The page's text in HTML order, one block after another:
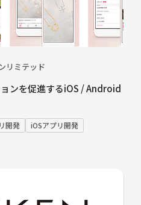
リミテッド
ンを促進するiOS / Android
開発
iOSアプリ開発